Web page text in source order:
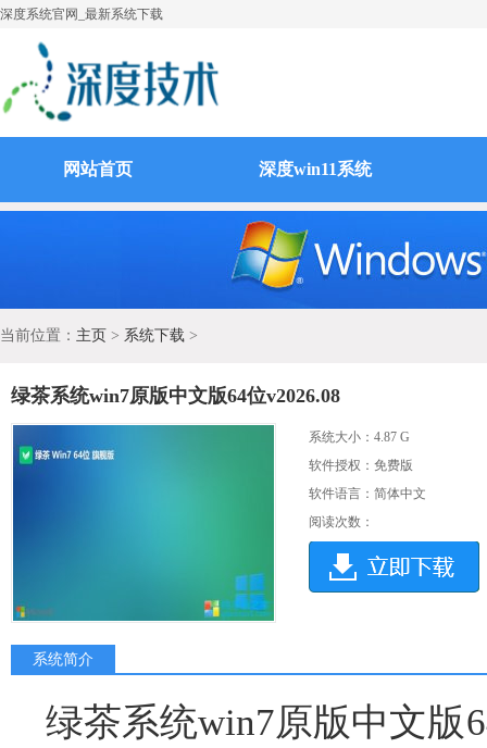
深度系统官网_最新系统下载
网站首页 深度win11系统
当前位置： 主页 > 系统下载 >
绿茶系统win7原版中文版64位v2026.08
系统大小： 4.87 G
软件授权：免费版
软件语言：简体中文
阅读次数：
系统简介
绿茶系统win7原版中文版